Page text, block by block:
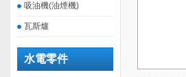
吸油機(油煙機)
瓦斯爐
水電零件